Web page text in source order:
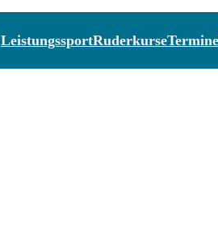
LeistungssportRuderkurseTermine